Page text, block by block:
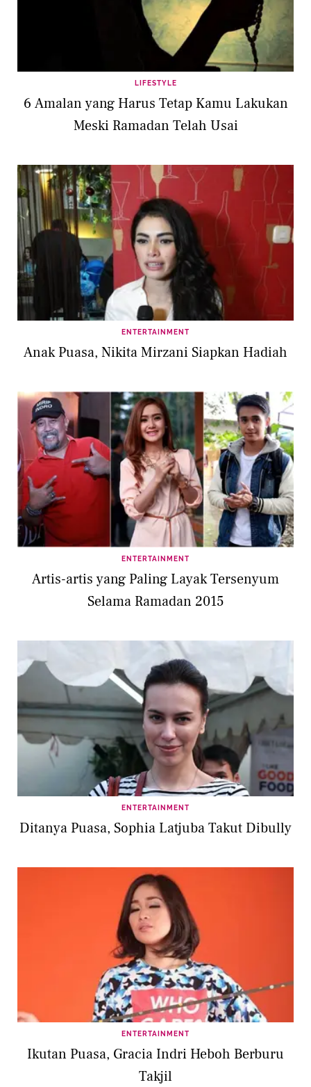
LIFESTYLE
6 Amalan yang Harus Tetap Kamu Lakukan
Meski Ramadan Telah Usai
ENTERTAINMENT
Anak Puasa, Nikita Mirzani Siapkan Hadiah
ENTERTAINMENT
Artis-artis yang Paling Layak Tersenyum
Selama Ramadan 2015
ENTERTAINMENT
Ditanya Puasa, Sophia Latjuba Takut Dibully
ENTERTAINMENT
Ikutan Puasa, Gracia Indri Heboh Berburu
Takjil